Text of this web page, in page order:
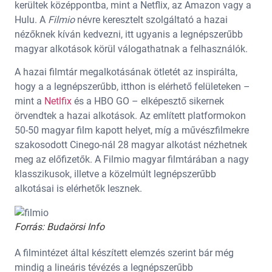
kerültek középpontba, mint a Netflix, az Amazon vagy a
Hulu. A Filmionévre keresztelt szolgáltató a hazai
nézőknek kíván kedvezni, itt ugyanis a legnépszerűbb
magyar alkotások körül válogathatnak a felhasználók.
A hazai filmtár megalkotásának ötletét az inspirálta,
hogy a a legnépszerűbb, itthon is elérhető felületeken –
mint a Netlfix és a HBO GO – elképesztő sikernek
örvendtek a hazai alkotások. Az említett platformokon
50-50 magyar film kapott helyet, míg a művészfilmekre
szakosodott Cinego-nál 28 magyar alkotást nézhetnek
meg az előfizetők. A Filmio magyar filmtárában a nagy
klasszikusok, illetve a közelmúlt legnépszerűbb
alkotásai is elérhetők lesznek.
Forrás: Budaörsi Info
A filmintézet által készített elemzés szerint bár még
mindig a lineáris tévézés a legnépszerűbb